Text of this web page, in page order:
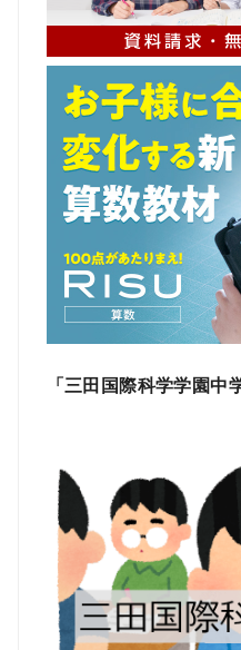
「三田国際科学学園中